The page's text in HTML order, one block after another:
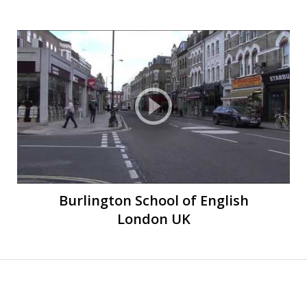
Burlington School of English
London UK